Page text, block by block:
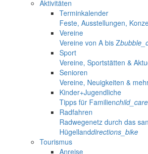
Aktivitäten
Terminkalender
Feste, Ausstellungen,
Vereine
Vereine von A bis Z
Sport
Vereine, Sportstätten &
Senioren
Vereine, Neuigkeiten &
Kinder+Jugendliche
Tipps für Familienchild_care
Radfahren
Radwegenetz durch das
Hügellanddirections_bike
Tourismus
Anreise